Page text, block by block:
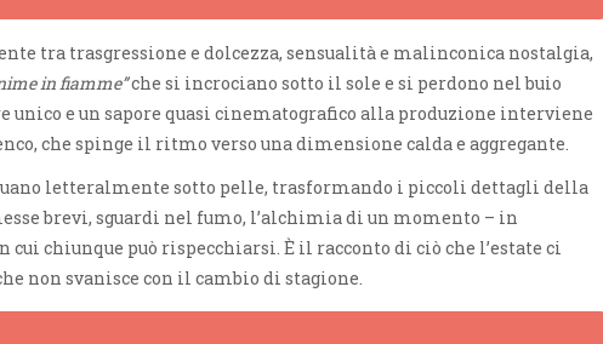
tra trasgressione e dolcezza, sensualità e malinconica nostalgia,
in fiamme”che si incrociano sotto il sole e si perdono nel buio
unico e un sapore quasi cinematografico alla produzione interviene
che spinge il ritmo verso una dimensione calda e aggregante.
letteralmente sotto pelle, trasformando i piccoli dettagli della
brevi, sguardi nel fumo, l’alchimia di un momento – in
cui chiunque può rispecchiarsi. È il racconto di ciò che l’estate ci
non svanisce con il cambio di stagione.